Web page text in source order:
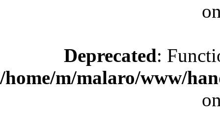
Deprecated:
/home/m/malaro/www/